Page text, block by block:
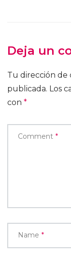
Deja un
Tu dirección de
publicada. Los
con *
Comment *
Name *